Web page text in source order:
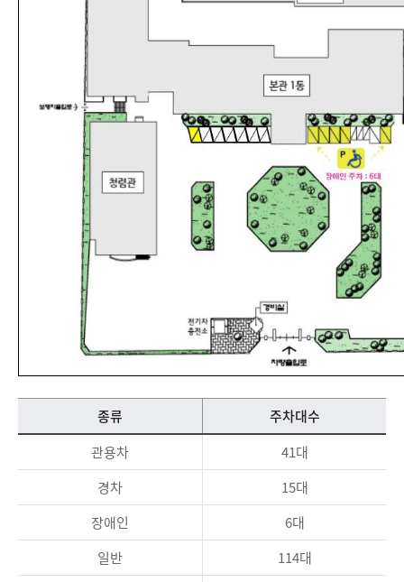
종류
주차대수
관용차
41대
경차
15대
장애인
6대
일반
114대